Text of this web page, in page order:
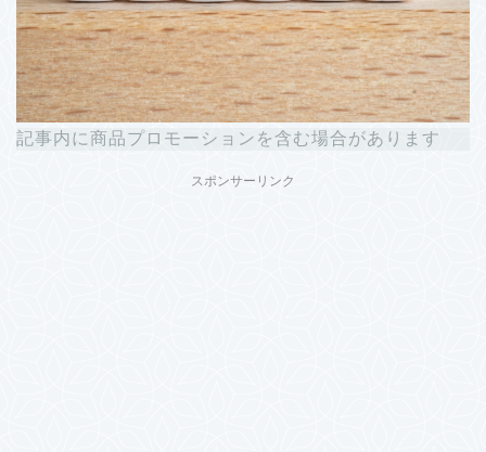
記事内に商品プロモーションを含む場合があります
スポンサーリンク